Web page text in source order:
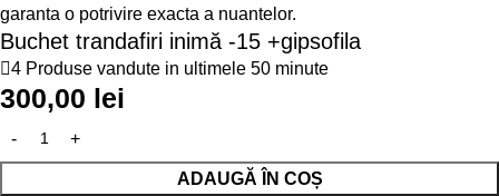
garanta o potrivire exacta a nuantelor.
Buchet trandafiri inimă -15 +gipsofila
4 Produse vandute in ultimele 50 minute
300,00 lei
ADAUGĂ ÎN COȘ